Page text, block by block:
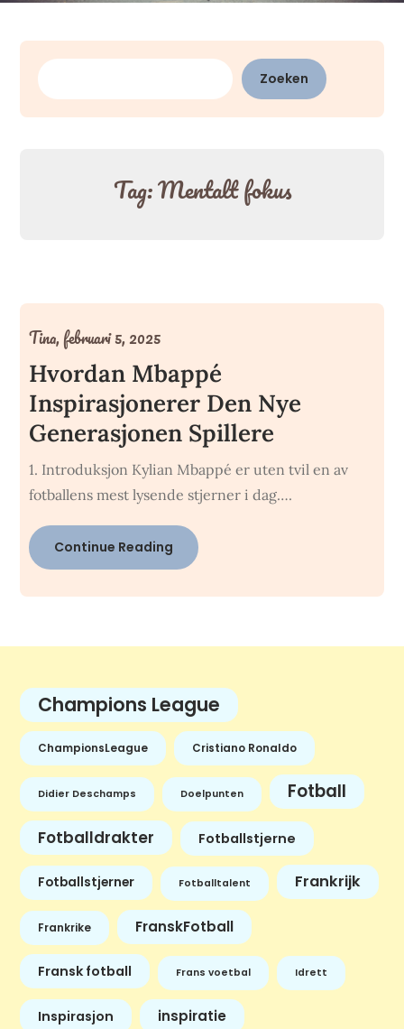
Zoeken
Zoeken
Tag:Mentalt fokus
Hvordan Mbappé
Inspirasjonerer Den Nye
Generasjonen Spillere
Tina,februari 5, 2025
1. Introduksjon Kylian Mbappé er uten tvil en av
fotballens mest lysende stjerner i dag….
Continue Reading
Champions League
ChampionsLeague Cristiano Ronaldo
Didier Deschamps Doelpunten Fotball
Fotballdrakter Fotballstjerne
Fotballstjerner Fotballtalent Frankrijk
Frankrike FranskFotball
Fransk fotball Frans voetbal Idrett
Inspirasjon inspiratie